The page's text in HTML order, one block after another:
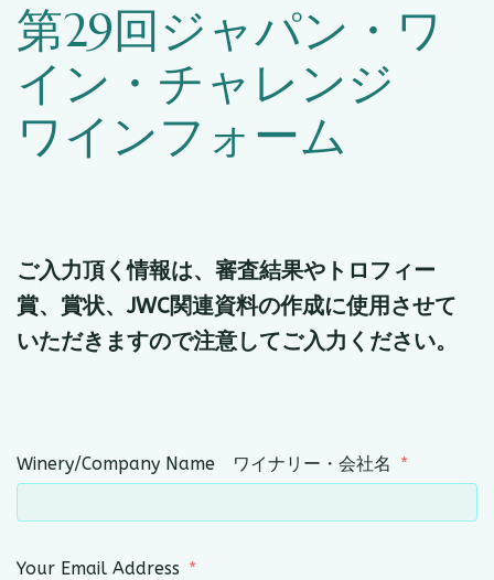
第29回ジャパン・ワ
イン・チャレンジ
ワインフォーム
ご入力頂く情報は、審査結果やトロフィー
賞、賞状、JWC関連資料の作成に使用させて
いただきますので注意してご入力ください。
Winery/Company Name ワイナリー・会社名
Your Email Address